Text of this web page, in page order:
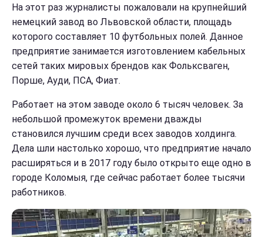
На этот раз журналисты пожаловали на крупнейший
немецкий завод во Львовской области, площадь
которого составляет 10 футбольных полей. Данное
предприятие занимается изготовлением кабельных
сетей таких мировых брендов как Фольксваген,
Порше, Ауди, ПСА, Фиат.
Работает на этом заводе около 6 тысяч человек. За
небольшой промежуток времени дважды
становился лучшим среди всех заводов холдинга.
Дела шли настолько хорошо, что предприятие начало
расширяться и в 2017 году было открыто еще одно в
городе Коломыя, где сейчас работает более тысячи
работников.